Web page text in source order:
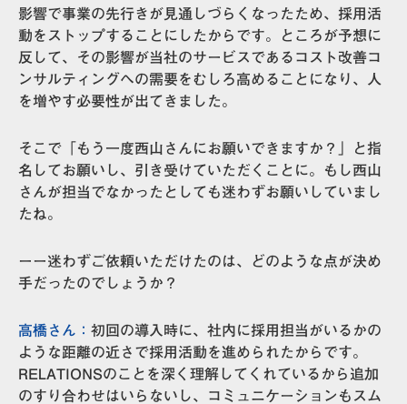
影響で事業の先行きが見通しづらくなったため、採用活
動をストップすることにしたからです。ところが予想に
反して、その影響が当社のサービスであるコスト改善コ
ンサルティングへの需要をむしろ高めることになり、人
を増やす必要性が出てきました。
そこで「もう一度西山さんにお願いできますか？」と指
名してお願いし、引き受けていただくことに。もし西山
さんが担当でなかったとしても迷わずお願いしていまし
たね。
ーー迷わずご依頼いただけたのは、どのような点が決め
手だったのでしょうか？
高橋さん： 初回の導入時に、 社内に採用担当がいるかの
ような距離の近さで採用活動を進められた からです。
RELATIONSのことを深く理解してくれているから追加
のすり合わせはいらないし、コミュニケーションもスム